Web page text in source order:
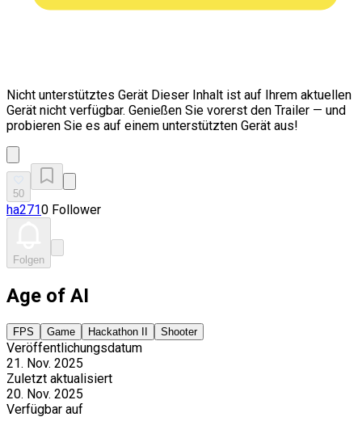
Nicht unterstütztes Gerät Dieser Inhalt ist auf Ihrem aktuellen
Gerät nicht verfügbar. Genießen Sie vorerst den Trailer — und
probieren Sie es auf einem unterstützten Gerät aus!
50
ha2710 Follower
Folgen
Age of AI
FPS Game Hackathon II Shooter
Veröffentlichungsdatum
21. Nov. 2025
Zuletzt aktualisiert
20. Nov. 2025
Verfügbar auf